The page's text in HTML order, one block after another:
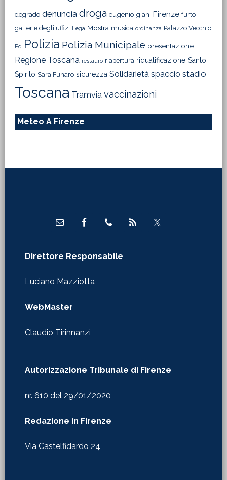
degrado denuncia droga eugenio giani Firenze furto
gallerie degli uffizi Lega Mostra musica ordinanza Palazzo Vecchio
Pd Polizia Polizia Municipale presentazione
Regione Toscana restauro riapertura riqualificazione Santo
Spirito Sara Funaro sicurezza Solidarietà spaccio stadio
Toscana Tramvia vaccinazioni
Meteo A Firenze
Direttore Responsabile
Luciano Mazziotta
WebMaster
Claudio Tirinnanzi
Autorizzazione Tribunale di Firenze
nr. 610 del 29/01/2020
Redazione in Firenze
Via Castelfidardo 24